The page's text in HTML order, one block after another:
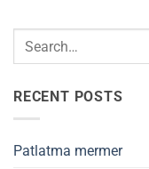
RECENT POSTS
Patlatma mermer